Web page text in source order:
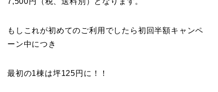
もしこれが初めてのご利用でしたら初回半額キャンペ
ーン中につき
最初の1棟は坪125円に！！